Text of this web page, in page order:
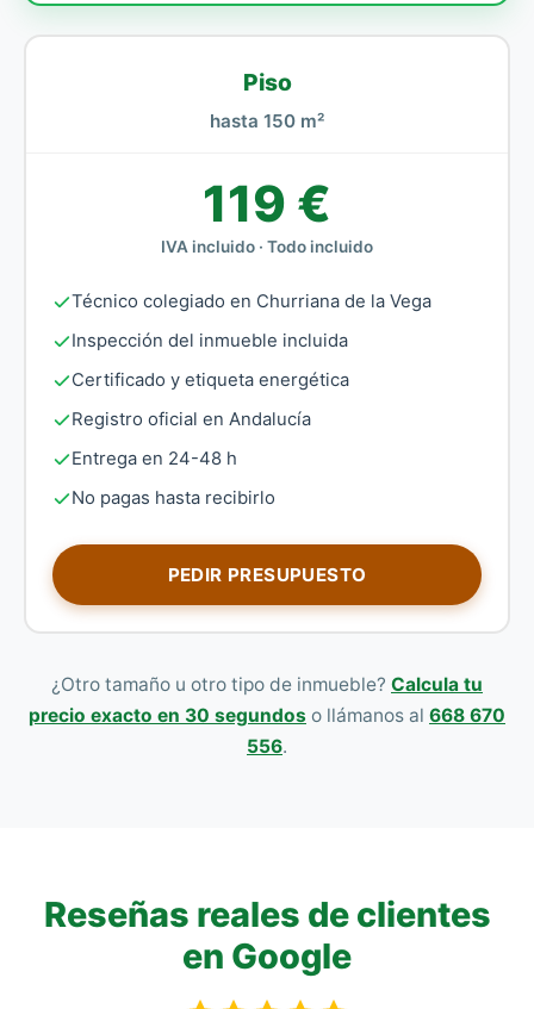
Piso
hasta 150 m²
119 €
IVA incluido · Todo incluido
Técnico colegiado en Churriana de la Vega
Inspección del inmueble incluida
Certificado y etiqueta energética
Registro oficial en Andalucía
Entrega en 24-48 h
No pagas hasta recibirlo
PEDIR PRESUPUESTO
¿Otro tamaño u otro tipo de inmueble? Calcula tu
precio exacto en 30 segundos o llámanos al 668 670
556.
Reseñas reales de clientes
en Google